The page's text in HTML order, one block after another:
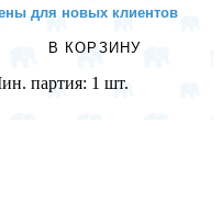
для новых клиентов
В КОРЗИНУ
партия: 1 шт.